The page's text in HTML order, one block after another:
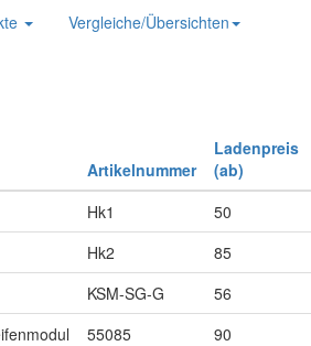
Vergleiche/Übersichten
Artikelnummer
Ladenpreis
(ab)
Hk1
50
Hk2
85
KSM-SG-G
56
55085
90